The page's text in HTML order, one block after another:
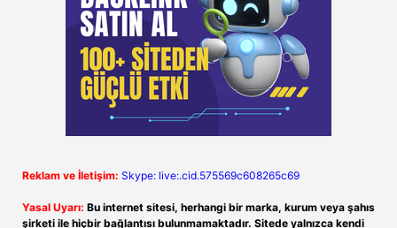
Reklam ve İletişim: Skype: live:.cid.575569c608265c69
Yasal Uyarı: Bu internet sitesi, herhangi bir marka, kurum veya şahıs
şirketi ile hiçbir bağlantısı bulunmamaktadır. Sitede yalnızca kendi